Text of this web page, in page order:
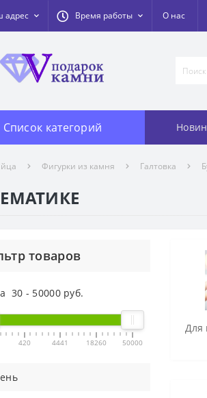
адрес Время работы О нас
Список категорий
Фигурки из камня Галтовка
товаров
30 - 50000руб.
420 4441 18260 50000
Для